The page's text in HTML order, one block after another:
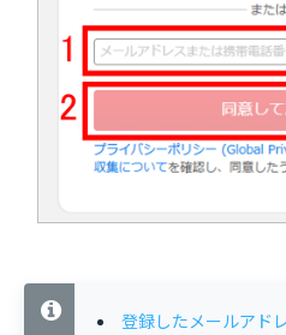
登録したメールアド